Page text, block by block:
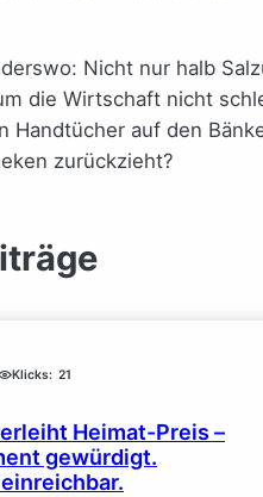
Nicht nur halb
die Wirtschaft nicht
Handtücher auf den
zurückzieht?
Klicks: 21
Heimat-Preis –
gewürdigt.